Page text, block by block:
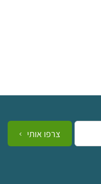
צרפו אותי